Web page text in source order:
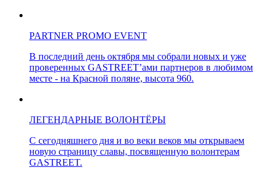
PARTNER PROMO EVENT
В последний день октября мы собрали новых и уже
проверенных GASTREET’ами партнеров в любимом
месте - на Красной поляне, высота 960.
ЛЕГЕНДАРНЫЕ ВОЛОНТЁРЫ
С сегодняшнего дня и во веки веков мы открываем
новую страницу славы, посвященную волонтерам
GASTREET.